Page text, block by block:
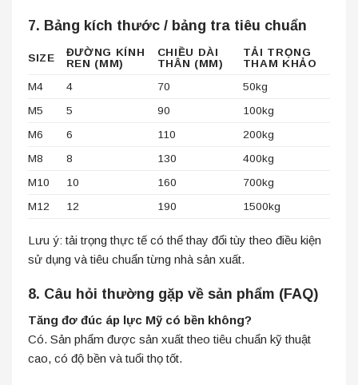
7. Bảng kích thước / bảng tra tiêu chuẩn
SIZE
ĐƯỜNG KÍNH
REN (MM)
CHIỀU DÀI
THÂN (MM)
TẢI TRỌNG
THAM KHẢO
M4
4 70
50kg
M5
5 90
100kg
M6
6 110
200kg
M8
8 130
400kg
M10
10 160
700kg
M12
12 190 1500kg
Lưu ý: tải trọng thực tế có thể thay đổi tùy theo điều kiện
sử dụng và tiêu chuẩn từng nhà sản xuất.
8. Câu hỏi thường gặp về sản phẩm (FAQ)
Tăng đơ đúc áp lực Mỹ có bền không?
Có. Sản phẩm được sản xuất theo tiêu chuẩn kỹ thuật
cao, có độ bền và tuổi thọ tốt.